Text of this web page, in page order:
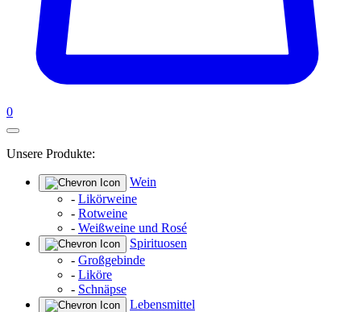
0
Unsere Produkte:
Wein
- Likörweine
- Rotweine
- Weißweine und Rosé
Spirituosen
- Großgebinde
- Liköre
- Schnäpse
Lebensmittel